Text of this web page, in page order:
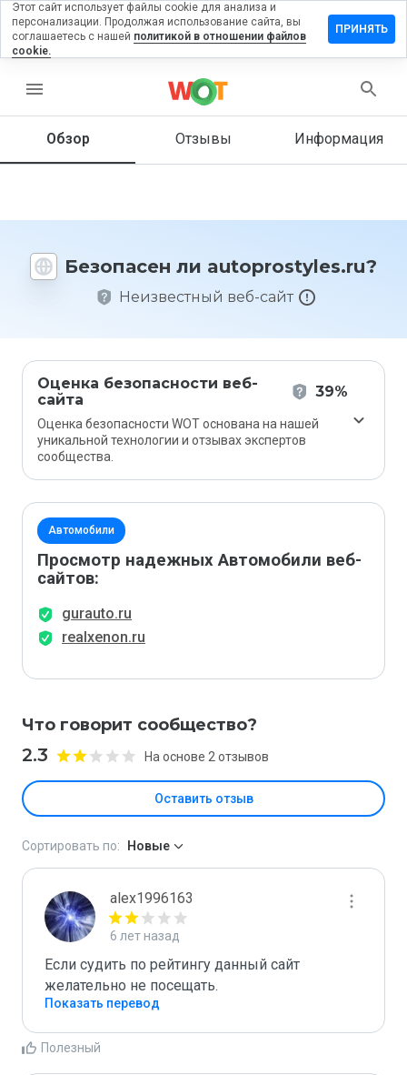
menu
Обзор Отзывы Информация
Безопасен ли autoprostyles.ru?
Неизвестный веб-сайт
Оценка безопасности веб-
сайта
39%
Оценка безопасности WOT основана на нашей
уникальной технологии и отзывах экспертов
сообщества.
Автомобили
Просмотр надежных Автомобили веб-
сайтов:
gurauto.ru
realxenon.ru
Что говорит сообщество?
2.3 На основе 2 отзывов
Оставить отзыв
на
Как бы
этот
1 до 5?
Сортировать по: Новые
alex1996163
6 лет назад
Если судить по рейтингу данный сайт
желательно не посещать.
Показать перевод
Полезный
Этот сайт использует файлы cookie для анализа и
персонализации. Продолжая использование сайта, вы
соглашаетесь с нашей политикой в отношении файлов
cookie.
ПРИНЯТЬ